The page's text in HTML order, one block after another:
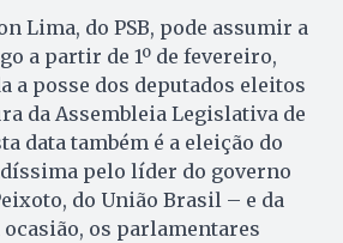
Lima, do PSB, pode assumir a
a partir de 1º de fevereiro,
a posse dos deputados eleitos
da Assembleia Legislativa de
data também é a eleição do
pelo líder do governo
do União Brasil – e da
os parlamentares